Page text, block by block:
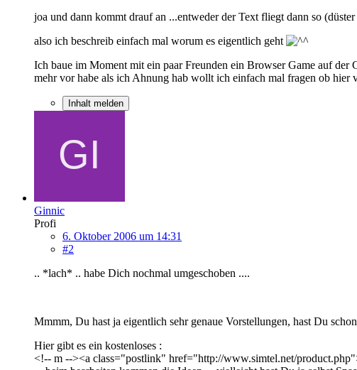
joa und dann kommt drauf an ...entweder der Text fliegt dann so
also ich beschreib einfach mal worum es eigentlich geht
Ich baue im Moment mit ein paar Freunden ein Browser Game auf
mehr vor habe als ich Ahnung hab wollt ich einfach mal fragen ob hier
Inhalt melden
Ginnic
Profi
6. Oktober 2006 um 14:31
#2
.. *lach* .. habe Dich nochmal umgeschoben ....
Mmmm, Du hast ja eigentlich sehr genaue Vorstellungen, hast Du
Hier gibt es ein kostenloses :
<!-- m --><a class="postlink" href="http://www.simtel.net/